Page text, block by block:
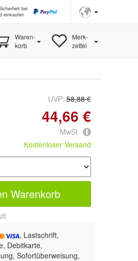
bei
einkaufen
Waren-
korb
Merk-
zettel
UVP: 58,88 €
44,66 €
MwSt.
Kostenloser Versand
Warenkorb
, Lastschrift,
Debitkarte,
Sofortüberweisung,